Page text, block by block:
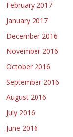
February 2017
January 2017
December 2016
November 2016
October 2016
September 2016
August 2016
July 2016
June 2016